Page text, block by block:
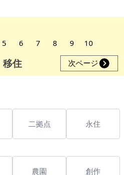
5 6 7 8 9 10
移住 次ページ
二拠点 永住
農園 創作